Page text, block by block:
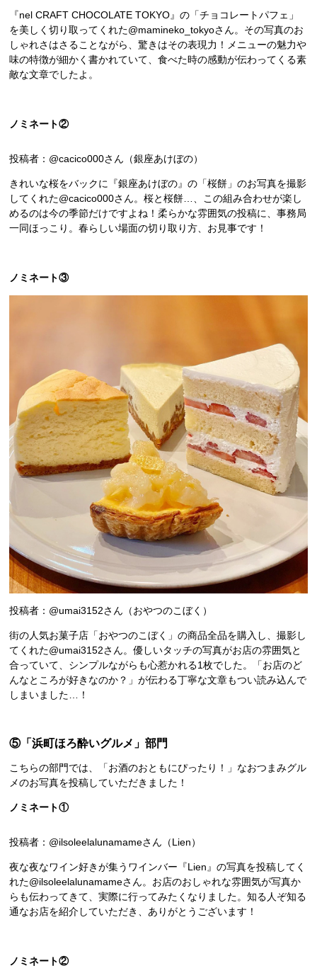
『nel CRAFT CHOCOLATE TOKYO』の「チョコレートパフェ」
を美しく切り取ってくれた@mamineko_tokyoさん。その写真のお
しゃれさはさることながら、驚きはその表現力！メニューの魅力や
味の特徴が細かく書かれていて、食べた時の感動が伝わってくる素
敵な文章でしたよ。
ノミネート②
投稿者：@cacico000さん（銀座あけぼの）
きれいな桜をバックに『銀座あけぼの』の「桜餅」のお写真を撮影
してくれた@cacico000さん。桜と桜餅…、この組み合わせが楽し
めるのは今の季節だけですよね！柔らかな雰囲気の投稿に、事務局
一同ほっこり。春らしい場面の切り取り方、お見事です！
ノミネート③
投稿者：@umai3152さん（おやつのこぼく）
街の人気お菓子店「おやつのこぼく」の商品全品を購入し、撮影し
てくれた@umai3152さん。優しいタッチの写真がお店の雰囲気と
合っていて、シンプルながらも心惹かれる1枚でした。「お店のど
んなところが好きなのか？」が伝わる丁寧な文章もつい読み込んで
しまいました…！
⑤「浜町ほろ酔いグルメ」部門
こちらの部門では、「お酒のおともにぴったり！」なおつまみグル
メのお写真を投稿していただきました！
ノミネート①
投稿者：@ilsoleelalunamameさん（Lien）
夜な夜なワイン好きが集うワインバー『Lien』の写真を投稿してく
れた@ilsoleelalunamameさん。お店のおしゃれな雰囲気が写真か
らも伝わってきて、実際に行ってみたくなりました。知る人ぞ知る
通なお店を紹介していただき、ありがとうございます！
ノミネート②